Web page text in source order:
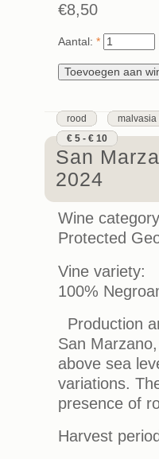
€8,50
Aantal: *
rood malvasia
€ 5 - € 10
San
2024
Wine
Protected
Vine variety:
100%
Production
San
above sea
variations.
presence of
Harvest